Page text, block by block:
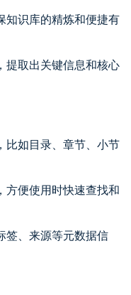
知识库的精炼和便捷有
提取出关键信息和核心
比如目录、章节、小节
方便使用时快速查找和
签、来源等元数据信